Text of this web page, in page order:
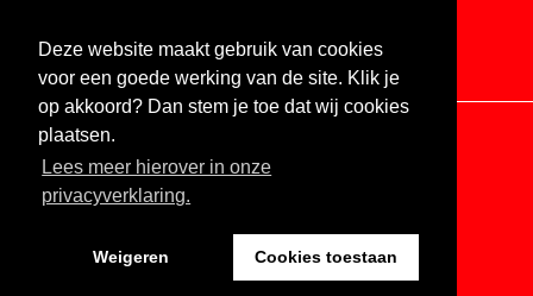
Deze website maakt gebruik van cookies
voor een goede werking van de site. Klik je
op akkoord? Dan stem je toe dat wij cookies
plaatsen.
Lees meer hierover in onze
privacyverklaring.
Weigeren Cookies toestaan
Contact Vacatures ANBI
Digitale toegankelijkheid